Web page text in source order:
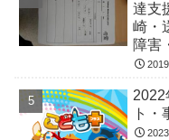
達支
崎・
障害
ト